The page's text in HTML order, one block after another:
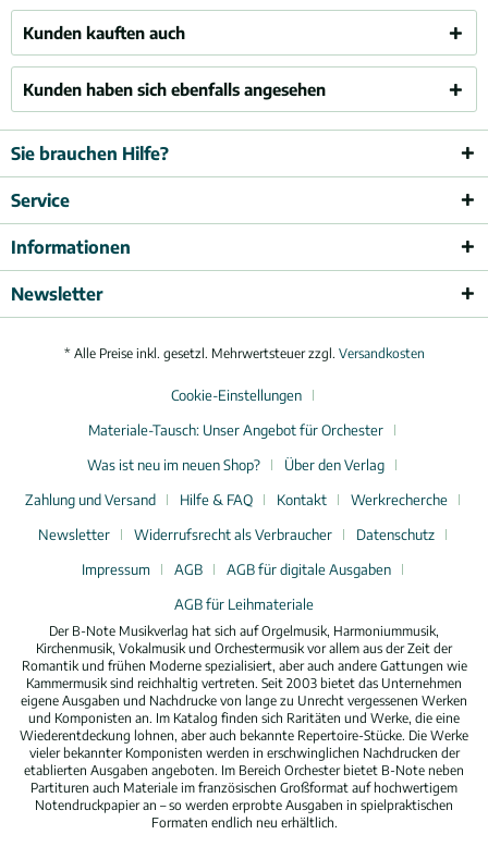
Kunden kauften auch
Kunden haben sich ebenfalls angesehen
Sie brauchen Hilfe?
Service
Informationen
Newsletter
* Alle Preise inkl. gesetzl. Mehrwertsteuer zzgl. Versandkosten
Cookie-Einstellungen
Materiale-Tausch: Unser Angebot für Orchester
Was ist neu im neuen Shop?
Über den Verlag
Zahlung und Versand
Hilfe & FAQ Kontakt
Werkrecherche
Newsletter
Widerrufsrecht als Verbraucher
Datenschutz
Impressum
AGB
AGB für digitale Ausgaben
AGB für Leihmateriale
Der B-Note Musikverlag hat sich auf Orgelmusik, Harmoniummusik,
Kirchenmusik, Vokalmusik und Orchestermusik vor allem aus der Zeit der
Romantik und frühen Moderne spezialisiert, aber auch andere Gattungen wie
Kammermusik sind reichhaltig vertreten. Seit 2003 bietet das Unternehmen
eigene Ausgaben und Nachdrucke von lange zu Unrecht vergessenen Werken
und Komponisten an. Im Katalog finden sich Raritäten und Werke, die eine
Wiederentdeckung lohnen, aber auch bekannte Repertoire-Stücke. Die Werke
vieler bekannter Komponisten werden in erschwinglichen Nachdrucken der
etablierten Ausgaben angeboten. Im Bereich Orchester bietet B-Note neben
Partituren auch Materiale im französischen Großformat auf hochwertigem
Notendruckpapier an – so werden erprobte Ausgaben in spielpraktischen
Formaten endlich neu erhältlich.